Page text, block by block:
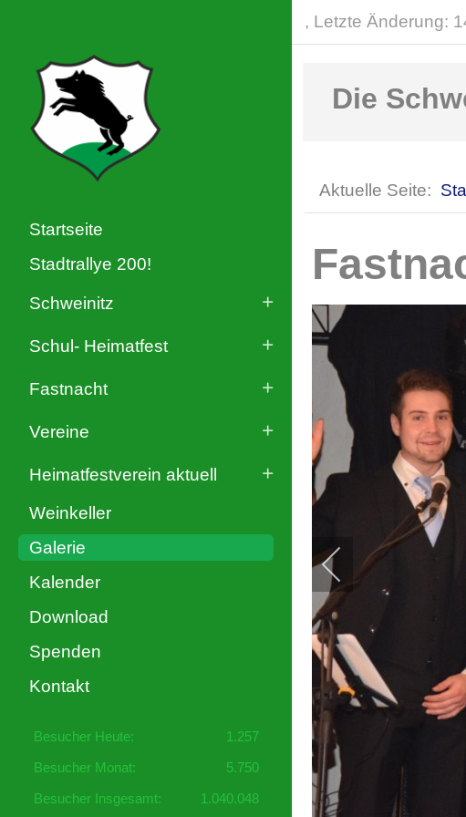
Startseite
Stadtrallye 200!
Schweinitz
Schul- Heimatfest
Fastnacht
Vereine
Heimatfestverein aktuell
Weinkeller
Galerie
Kalender
Download
Spenden
Kontakt
Besucher Heute:
1.257
Besucher Monat:
5.750
Besucher Insgesamt:
1.040.048
, Letzte Änderung:
Die
Aktuelle Seite: